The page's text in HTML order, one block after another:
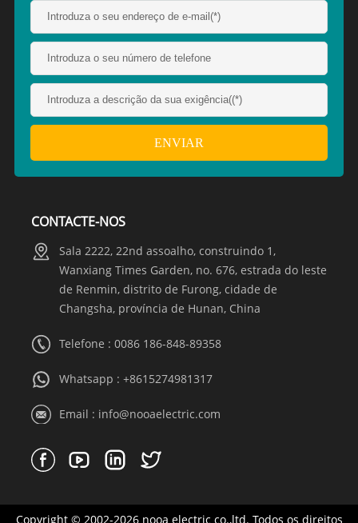
CONTACTE-NOS
Sala 2222, 22nd assoalho, construindo 1,
Wanxiang Times Garden, no. 676, estrada do leste
de Renmin, distrito de Furong, cidade de
Changsha, província de Hunan, China
Telefone : 0086 186-848-89358
Whatsapp : +8615274981317
Email : info@nooaelectric.com
Copyright © 2002-2026 nooa electric co.,ltd. Todos os direitos